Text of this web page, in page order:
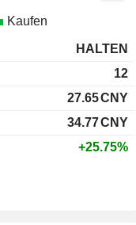
Kaufen
HALTEN
12
27.65CNY
34.77CNY
+25.75%